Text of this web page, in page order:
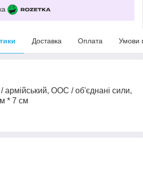
Доставка Оплата Умови
армійський, ООС / об'єднані сили,
* 7 см